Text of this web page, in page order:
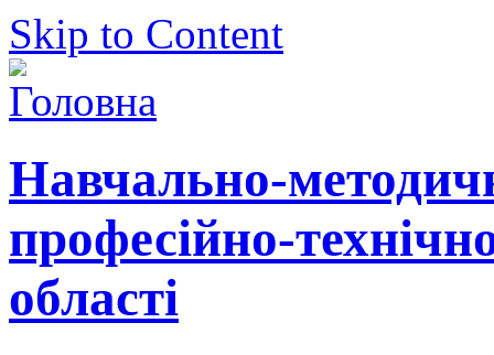
Skip to Content
Навчально-
професійно-
області